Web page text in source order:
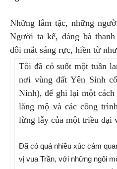
Những lâm tặc, những
Người ta kể, dáng bà
đôi mắt sáng rực, hiền từ
Tôi đã có suốt một tuần
nơi vùng đất Yên Sinh
Ninh), để ghi lại một cách
lăng mộ và các công
lừng lẫy của một triều đại
Đã có quá nhiều xúc cảm
vị vua Trần, với những ngôi